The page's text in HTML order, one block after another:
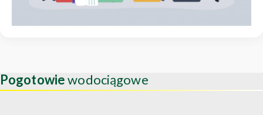
Pogotowiewodociągowe